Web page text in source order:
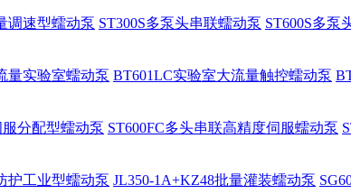
调速型蠕动泵 ST300S多泵头串联蠕动泵 ST600S多泵
量实验室蠕动泵 BT601LC实验室大流量触控蠕动泵
服分配型蠕动泵 ST600FC多头串联高精度伺服蠕动泵
护工业型蠕动泵 JL350-1A+KZ48批量灌装蠕动泵